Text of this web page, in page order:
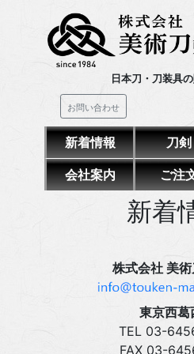
日本刀・刀装具
お問い合わせ
新着情報 刀剣
会社案内 ご注
新着
株式会社 美
東京西葛
TEL 03‍-
FAX 03‍-